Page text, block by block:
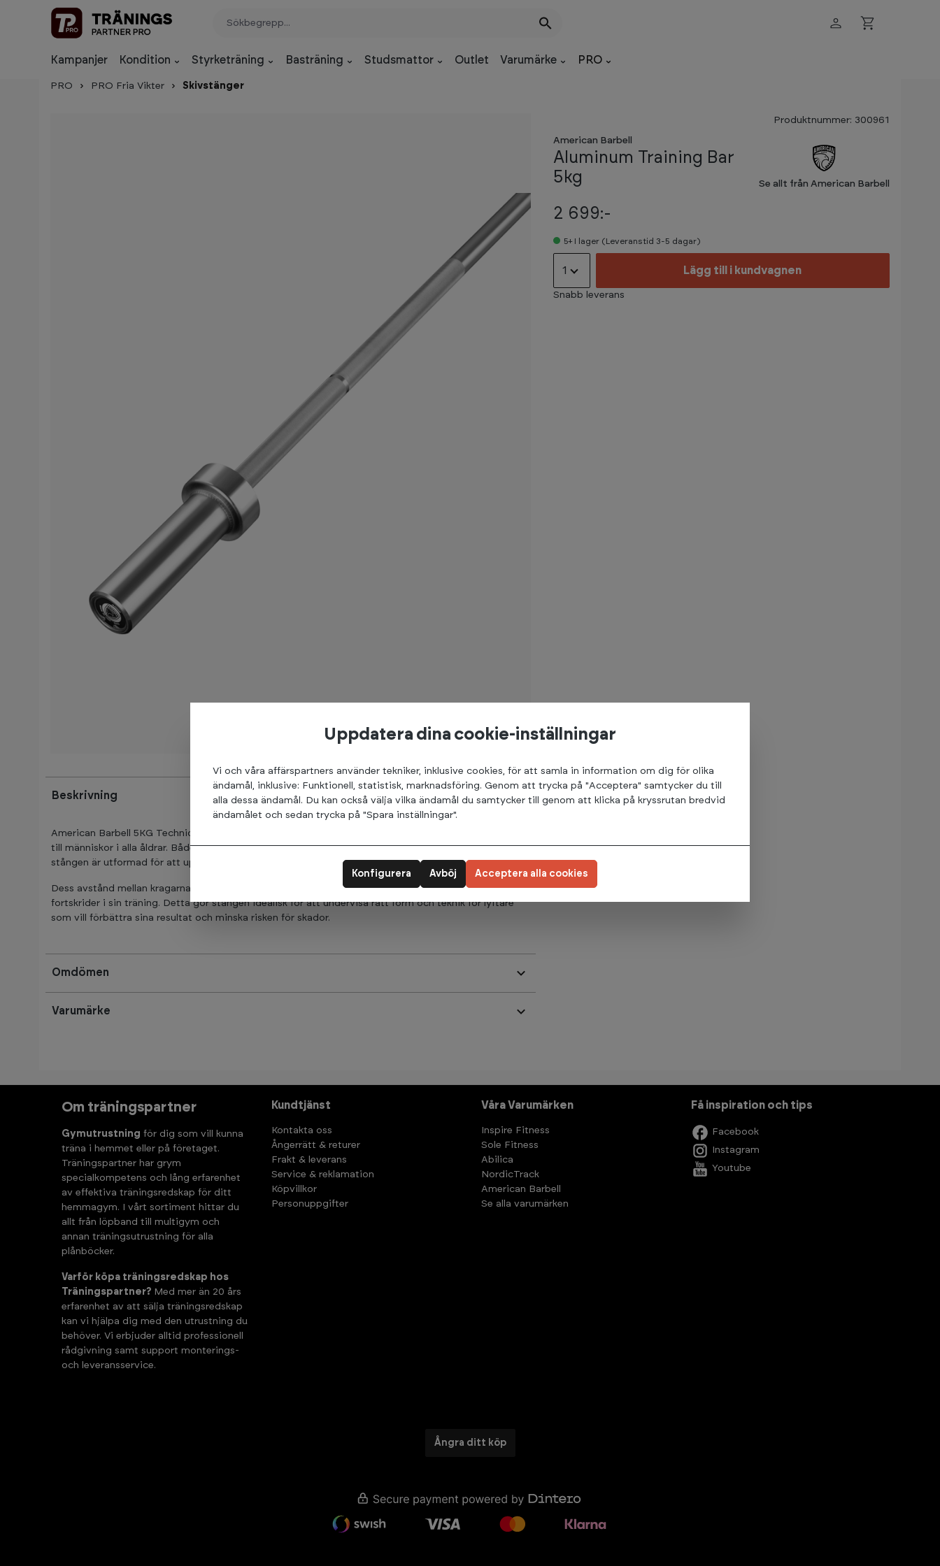
to main content
Skip to search
Skip to main navigation
Kampanjer Kondition Styrketräning Basträning Studsmattor Outlet Varumärke PRO
PRO PRO Fria Vikter Skivstänger
Beskrivning
American Barbell 5KG Technique Training Bar är ett utmärkt redskap för att lära ut korrekt lyftteknik
till människor i alla åldrar. Både skaftet och hylsorna är tillverkade av högkvalitativt aluminium och
stången är utformad för att uppfylla IWF-specifikationerna.
Dess avstånd mellan kragarna matchar tävlingsskivstångar, vilket ger en smidig övergång när lyftare
fortskrider i sin träning. Detta gör stången idealisk för att undervisa rätt form och teknik för lyftare
som vill förbättra sina resultat och minska risken för skador.
Omdömen
Varumärke
Produktnummer: 300961
American Barbell
Aluminum Training Bar
5kg
Se allt från American Barbell
2 699:-
5+ I lager (Leveranstid 3-5 dagar)
1 Lägg till i kundvagnen
Snabb leverans
Om träningspartner
Gymutrustning för dig som vill kunna
träna i hemmet eller på företaget.
Träningspartner har grym
specialkompetens och lång erfarenhet
av effektiva träningsredskap för ditt
hemmagym. I vårt sortiment hittar du
allt från löpband till multigym och
annan träningsutrustning för alla
plånböcker.
Varför köpa träningsredskap hos
Träningspartner? Med mer än 20 års
erfarenhet av att sälja träningsredskap
kan vi hjälpa dig med den utrustning du
behöver. Vi erbjuder alltid professionell
rådgivning samt support monterings-
och leveransservice.
Kundtjänst
Kontakta oss
Ångerrätt & returer
Frakt & leverans
Service & reklamation
Köpvillkor
Personuppgifter
Våra Varumärken
Inspire Fitness
Sole Fitness
Abilica
NordicTrack
American Barbell
Se alla varumärken
Få inspiration och tips
Facebook
Instagram
Youtube
Ångra ditt köp
Uppdatera dina cookie-inställningar
Vi och våra affärspartners använder tekniker, inklusive cookies, för att samla in information om dig för olika
ändamål, inklusive: Funktionell, statistisk, marknadsföring. Genom att trycka på "Acceptera" samtycker du till
alla dessa ändamål. Du kan också välja vilka ändamål du samtycker till genom att klicka på kryssrutan bredvid
ändamålet och sedan trycka på "Spara inställningar".
Avböj
Konfigurera Acceptera alla cookies